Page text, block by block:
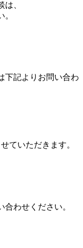
、
下記よりお問い合わ
ていただきます。
わせください。